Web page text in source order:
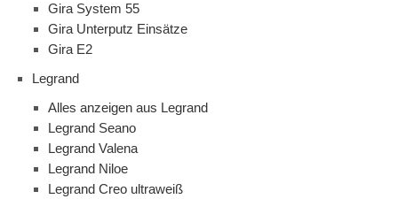
Gira System 55
Gira Unterputz Einsätze
Gira E2
Legrand
Alles anzeigen aus Legrand
Legrand Seano
Legrand Valena
Legrand Niloe
Legrand Creo ultraweiß